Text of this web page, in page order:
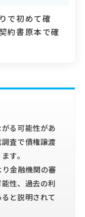
で初めて確
約書原本で確
る可能性があ
査で債権譲渡
す。
金融機関の審
性、過去の利
と説明されて